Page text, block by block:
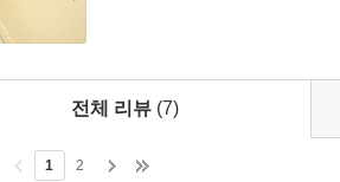
전체 리뷰 (7)
1 2